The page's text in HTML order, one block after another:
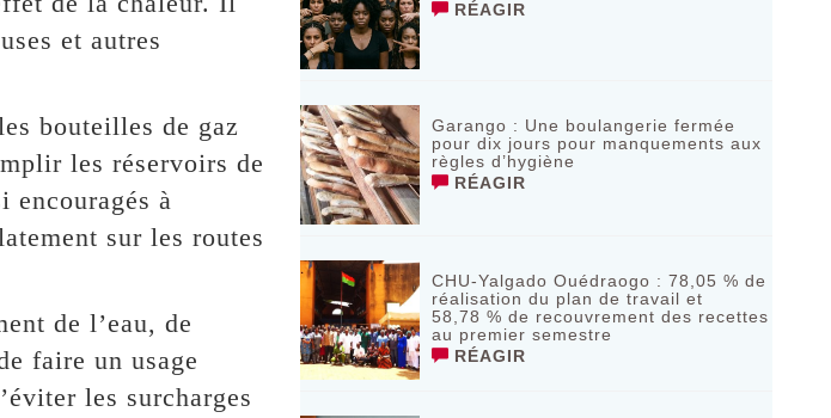
et autres
bouteilles de gaz
les réservoirs de
encouragés à
sur les routes
de l’eau, de
faire un usage
les surcharges
RÉAGIR
Garango : Une boulangerie fermée
pour dix jours pour manquements aux
règles d’hygiène
RÉAGIR
CHU-Yalgado Ouédraogo : 78,05 % de
réalisation du plan de travail et
58,78 % de recouvrement des recettes
au premier semestre
RÉAGIR